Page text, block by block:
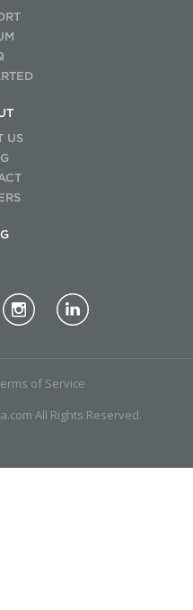
US
All Rights Reserved.
of Service